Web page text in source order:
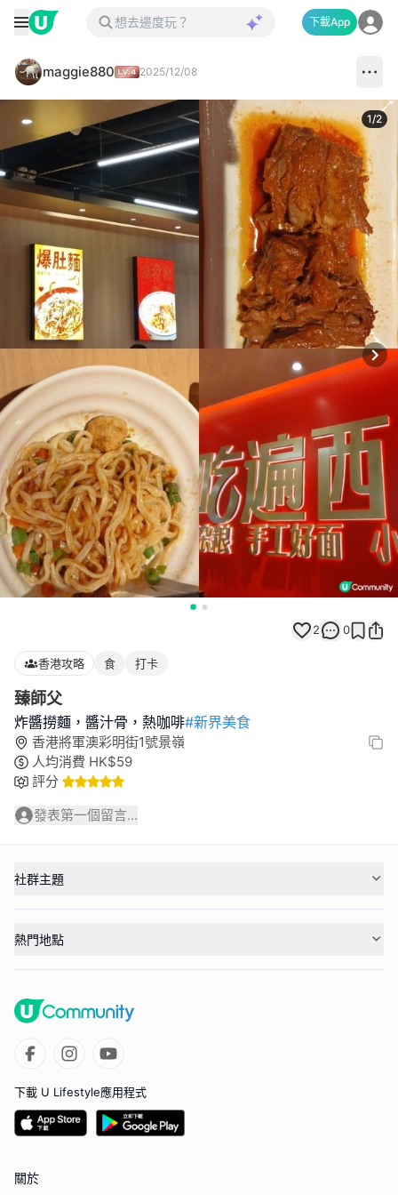
下載App
maggie880 2025/12/08
1/2
2 0
香港攻略 食 打卡
臻師父
炸醬撈麵，醬汁骨，熱咖啡#新界美食
香港將軍澳彩明街1號景嶺
人均消費 HK$59
評分
發表第一個留言...
社群主題
熱門地點
下載 U Lifestyle應用程式
關於